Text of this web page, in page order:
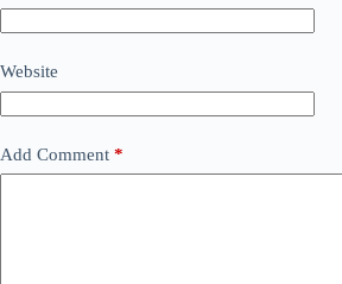
Website
Add Comment *